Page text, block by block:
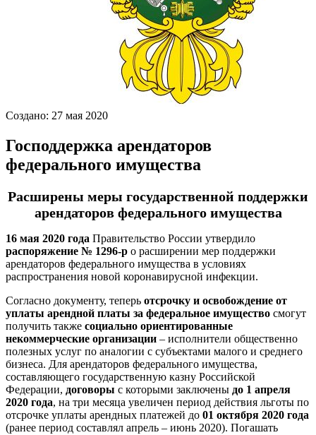
Создано: 27 мая 2020
Господдержка арендаторов
федерального имущества
Расширены меры государственной поддержки
арендаторов федерального имущества
16 мая 2020 года Правительство России утвердило
распоряжение № 1296-р о расширении мер поддержки
арендаторов федерального имущества в условиях
распространения новой коронавирусной инфекции.
Согласно документу, теперь отсрочку и освобождение от
уплаты арендной платы за федеральное имущество смогут
получить также социально ориентированные
некоммерческие организации – исполнители общественно
полезных услуг по аналогии с субъектами малого и среднего
бизнеса. Для арендаторов федерального имущества,
составляющего государственную казну Российской
Федерации, договоры с которыми заключены до 1 апреля
2020 года, на три месяца увеличен период действия льготы по
отсрочке уплаты арендных платежей до 01 октября 2020 года
(ранее период составлял апрель – июнь 2020). Погашать